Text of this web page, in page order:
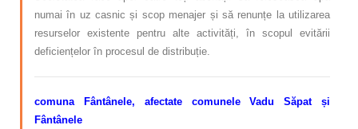
numai în uz casnic și scop menajer și să renunțe la utilizarea
resurselor existente pentru alte activități, în scopul evitării
deficiențelor în procesul de distribuție.
comuna Fântânele, afectate comunele Vadu Săpat și
Fântânele